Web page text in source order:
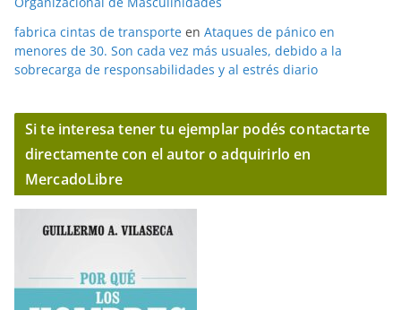
fabrica cintas de transporte en Ataques de pánico en
menores de 30. Son cada vez más usuales, debido a la
sobrecarga de responsabilidades y al estrés diario
Si te interesa tener tu ejemplar podés contactarte
directamente con el autor o adquirirlo en
MercadoLibre